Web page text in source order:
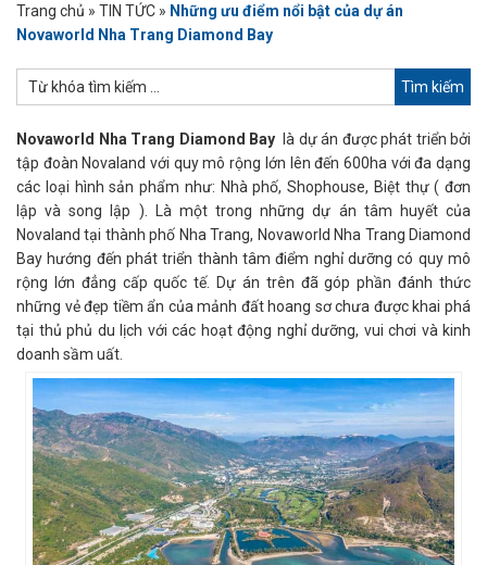
Trang chủ » TIN TỨC » Những ưu điểm nổi bật của dự án
Novaworld Nha Trang Diamond Bay
Novaworld Nha Trang Diamond Bay
là dự án được phát triển bởi
tập đoàn Novaland với quy mô rộng lớn lên đến 600ha với đa dạng
các loại hình sản phẩm như: Nhà phố, Shophouse, Biệt thự ( đơn
lập và song lập ). Là một trong những dự án tâm huyết của
Novaland tại thành phố Nha Trang, Novaworld Nha Trang Diamond
Bay hướng đến phát triển thành tâm điểm nghỉ dưỡng có quy mô
rộng lớn đẳng cấp quốc tế. Dự án trên đã góp phần đánh thức
những vẻ đẹp tiềm ẩn của mảnh đất hoang sơ chưa được khai phá
tại thủ phủ du lịch với các hoạt động nghỉ dưỡng, vui chơi và kinh
doanh sầm uất.